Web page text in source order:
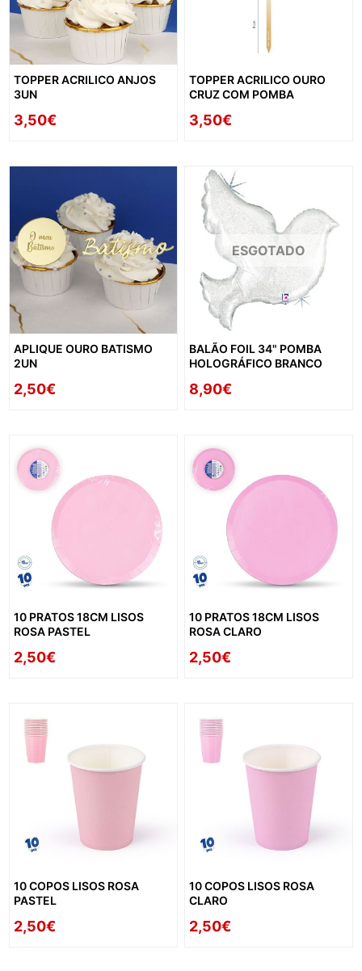
TOPPER ACRILICO ANJOS
3UN
3,50€
TOPPER ACRILICO OURO
CRUZ COM POMBA
3,50€
APLIQUE OURO BATISMO
2UN
2,50€
ESGOTADO
BALÃO FOIL 34" POMBA
HOLOGRÁFICO BRANCO
8,90€
10 PRATOS 18CM LISOS
ROSA PASTEL
2,50€
10 PRATOS 18CM LISOS
ROSA CLARO
2,50€
10 COPOS LISOS ROSA
PASTEL
2,50€
10 COPOS LISOS ROSA
CLARO
2,50€